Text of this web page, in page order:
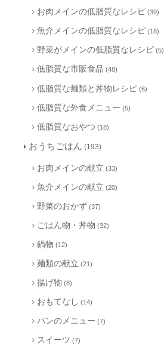
お肉メインの低脂質なレシピ (39)
魚介メインの低脂質なレシピ (18)
野菜がメインの低脂質なレシピ (5)
低脂質な市販食品 (48)
低脂質な麺類と丼物レシピ (6)
低脂質な外食メニュー (5)
低脂質なおやつ (18)
おうちごはん (193)
お肉メインの献立 (33)
魚介メインの献立 (20)
野菜のおかず (37)
ごはん物・丼物 (32)
鍋物 (12)
麺類の献立 (21)
揚げ物 (8)
おもてなし (14)
パンのメニュー (7)
スイーツ (7)